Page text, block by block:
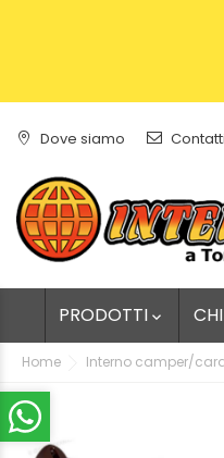
Dove siamo Contatti
PRODOTTI 
Home Interno camper/